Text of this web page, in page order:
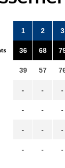
1
36
39
-
-
-
-
2
68
57
-
-
-
-
3
-
-
-
-